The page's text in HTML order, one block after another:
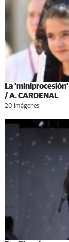
La
/ A. CARDENAL
20 imágenes